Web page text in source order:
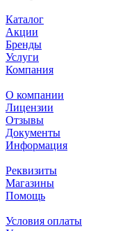
Каталог
Акции
Бренды
Услуги
Компания
О компании
Лицензии
Отзывы
Документы
Информация
Реквизиты
Магазины
Помощь
Условия оплаты